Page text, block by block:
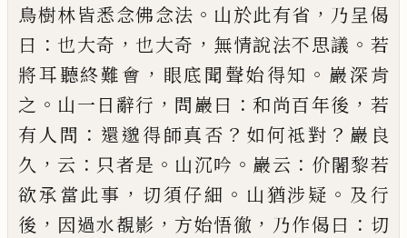
鳥樹林皆悉念佛念法 。 山於此有省 ， 乃呈偈
曰 ：也大奇 ，也大奇 ， 無情說法不思議 。 若
將耳聽終難會 ， 眼底聞聲始得知 。 巖深肯
之 。 山一日辭行 ， 問巖曰 ： 和尚百年後 ， 若
有人問 ： 還邈得師真否 ？ 如何祗對 ？ 巖良
久 ， 云 ： 只者是 。 山沉吟 。 巖云 ： 价闍黎若
欲承當此事 ， 切須仔細 。 山猶涉疑 。 及行
後 ， 因過水覩影 ， 方始悟徹 ， 乃作偈曰 ： 切